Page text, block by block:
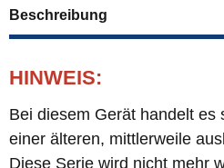
Beschreibung
HINWEIS:
Bei diesem Gerät handelt es
einer älteren, mittlerweile
Diese Serie wird nicht mehr